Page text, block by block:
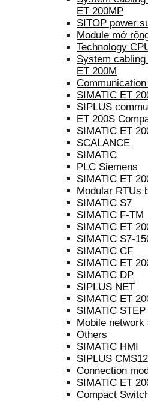
ET 200MP
SITOP power
Module mở
Technology
System
ET 200M
SIMATIC ET
SIPLUS
ET 200S
SIMATIC ET
SCALANCE
SIMATIC
PLC Siemens
SIMATIC ET
Modular RTUs
SIMATIC S7
SIMATIC F-TM
SIMATIC ET
SIMATIC S7-
SIMATIC CF
SIMATIC ET
SIMATIC DP
SIPLUS NET
SIMATIC ET
SIMATIC STEP
Mobile network
Others
SIMATIC HMI
SIPLUS
Connection
SIMATIC ET
Compact